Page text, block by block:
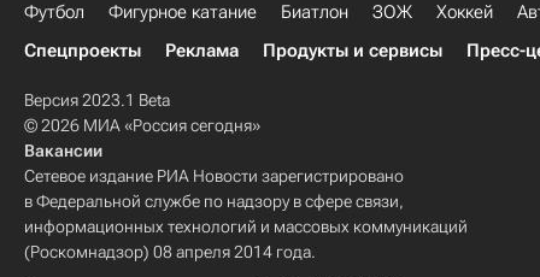
Футбол Фигурное катание Биатлон ЗОЖ Хоккей
Спецпроекты
Реклама Продукты и сервисы Пресс-
Версия 2023.1 Beta
© 2026 МИА «Россия сегодня»
Вакансии
Сетевое издание РИА Новости зарегистрировано
в Федеральной службе по надзору в сфере связи,
информационных технологий и массовых коммуникаций
(Роскомнадзор) 08 апреля 2014 года.